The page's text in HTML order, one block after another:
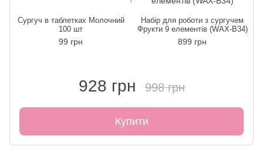
Сургуч в таблетках Молочний
100 шт
99 грн
Набір для роботи з сургучем
Фрукти 9 елементів (WAX-B34)
899 грн
928 грн 998 грн
Купити